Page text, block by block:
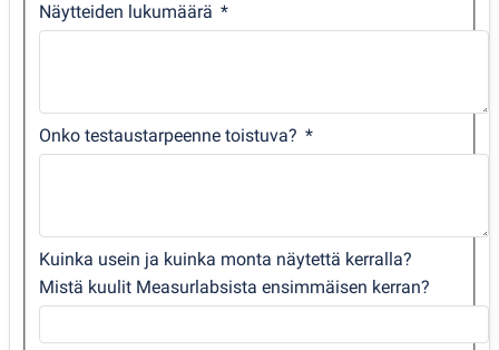
Näytteiden lukumäärä
Onko testaustarpeenne toistuva?
Kuinka usein ja kuinka monta näytettä kerralla?
Mistä kuulit Measurlabsista ensimmäisen kerran?